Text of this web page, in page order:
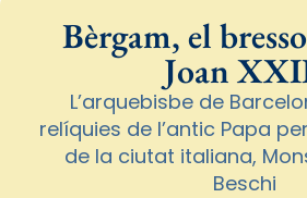
Bèrgam, el
Joan
L’arquebisbe de
relíquies de l’antic Papa
de la ciutat italiana,
Beschi